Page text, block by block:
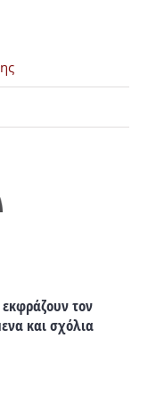
τον
και σχόλια